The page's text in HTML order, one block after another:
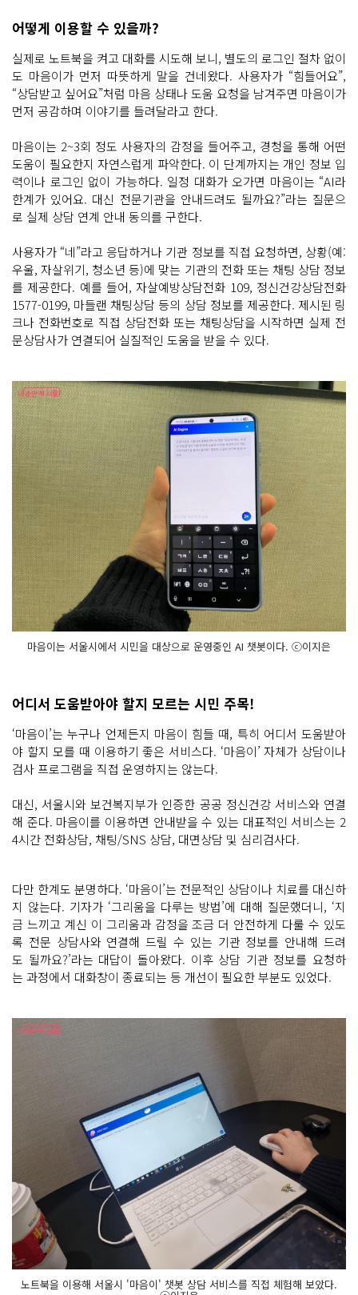
어떻게 이용할 수 있을까?
실제로 노트북을 켜고 대화를 시도해 보니, 별도의 로그인 절차 없이
도 마음이가 먼저 따뜻하게 말을 건네왔다. 사용자가 “힘들어요”,
“상담받고 싶어요”처럼 마음 상태나 도움 요청을 남겨주면 마음이가
먼저 공감하며 이야기를 들려달라고 한다.
마음이는 2~3회 정도 사용자의 감정을 들어주고, 경청을 통해 어떤
도움이 필요한지 자연스럽게 파악한다. 이 단계까지는 개인 정보 입
력이나 로그인 없이 가능하다. 일정 대화가 오가면 마음이는 “AI라
한계가 있어요. 대신 전문기관을 안내드려도 될까요?”라는 질문으
로 실제 상담 연계 안내 동의를 구한다.
사용자가 “네”라고 응답하거나 기관 정보를 직접 요청하면, 상황(예:
우울, 자살위기, 청소년 등)에 맞는 기관의 전화 또는 채팅 상담 정보
를 제공한다. 예를 들어, 자살예방상담전화 109, 정신건강상담전화
1577-0199, 마들랜 채팅상담 등의 상담 정보를 제공한다. 제시된 링
크나 전화번호로 직접 상담전화 또는 채팅상담을 시작하면 실제 전
문상담사가 연결되어 실질적인 도움을 받을 수 있다.
마음이는 서울시에서 시민을 대상으로 운영중인 AI 챗봇이다. ⓒ이지은
어디서 도움받아야 할지 모르는 시민 주목!
‘마음이’는 누구나 언제든지 마음이 힘들 때, 특히 어디서 도움받아
야 할지 모를 때 이용하기 좋은 서비스다. ‘마음이’ 자체가 상담이나
검사 프로그램을 직접 운영하지는 않는다.
대신, 서울시와 보건복지부가 인증한 공공 정신건강 서비스와 연결
해 준다. 마음이를 이용하면 안내받을 수 있는 대표적인 서비스는 2
4시간 전화상담, 채팅/SNS 상담, 대면상담 및 심리검사다.
다만 한계도 분명하다. ‘마음이’는 전문적인 상담이나 치료를 대신하
지 않는다. 기자가 ‘그리움을 다루는 방법’에 대해 질문했더니, ‘지
금 느끼고 계신 이 그리움과 감정을 조금 더 안전하게 다룰 수 있도
록 전문 상담사와 연결해 드릴 수 있는 기관 정보를 안내해 드려
도 될까요?’라는 대답이 돌아왔다. 이후 상담 기관 정보를 요청하
는 과정에서 대화창이 종료되는 등 개선이 필요한 부분도 있었다.
노트북을 이용해 서울시 '마음이' 챗봇 상담 서비스를 직접 체험해 보았다.